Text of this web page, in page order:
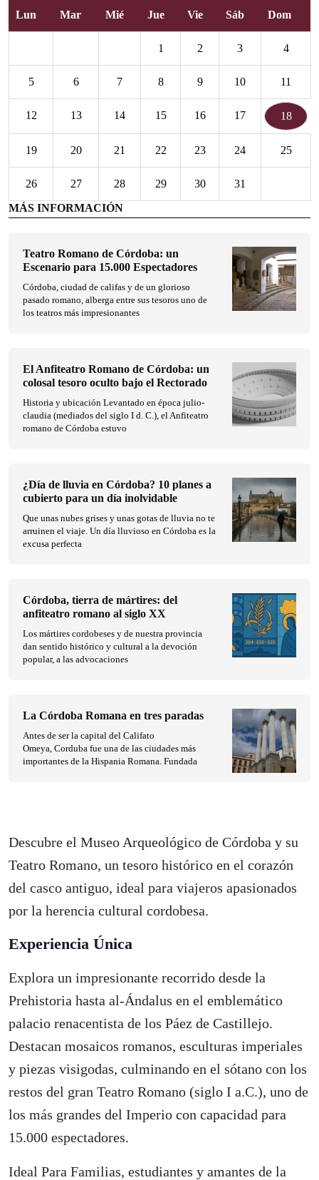
Descubre el Museo Arqueológico de Córdoba y su
Teatro Romano, un tesoro histórico en el corazón
del casco antiguo, ideal para viajeros apasionados
por la herencia cultural cordobesa.
Experiencia Única
Explora un impresionante recorrido desde la
Prehistoria hasta al-Ándalus en el emblemático
palacio renacentista de los Páez de Castillejo.
Destacan mosaicos romanos, esculturas imperiales
y piezas visigodas, culminando en el sótano con los
restos del gran Teatro Romano (siglo I a.C.), uno de
los más grandes del Imperio con capacidad para
15.000 espectadores.
Ideal Para Familias, estudiantes y amantes de la
Lun Mar Mié Jue Vie Sáb Dom
1 2 3 4
5 6 7 8 9 10 11
12 13 14 15 16 17 18
19 20 21 22 23 24 25
26 27 28 29 30
31
MÁS INFORMACIÓN
Teatro Romano de Córdoba: un
Escenario para 15.000 Espectadores
Córdoba, ciudad de califas y de un glorioso
pasado romano, alberga entre sus tesoros uno de
los teatros más impresionantes
El Anfiteatro Romano de Córdoba: un
colosal tesoro oculto bajo el Rectorado
Historia y ubicación Levantado en época julio-
claudia (mediados del siglo I d. C.), el Anfiteatro
romano de Córdoba estuvo
¿Día de lluvia en Córdoba? 10 planes a
cubierto para un día inolvidable
Que unas nubes grises y unas gotas de lluvia no te
arruinen el viaje. Un día lluvioso en Córdoba es la
excusa perfecta
Córdoba, tierra de mártires: del
anfiteatro romano al siglo XX
Los mártires cordobeses y de nuestra provincia
dan sentido histórico y cultural a la devoción
popular, a las advocaciones
La Córdoba Romana en tres paradas
Antes de ser la capital del Califato
Omeya, Corduba fue una de las ciudades más
importantes de la Hispania Romana. Fundada